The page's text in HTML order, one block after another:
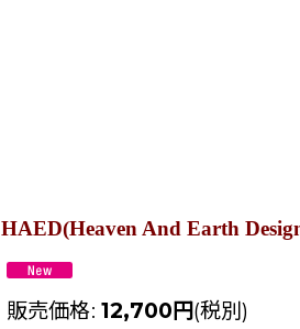
HAED(Heaven And Earth
販売価格: 12,700円(税別)